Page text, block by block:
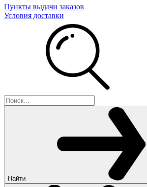
Пункты выдачи заказов
Условия доставки
Найти